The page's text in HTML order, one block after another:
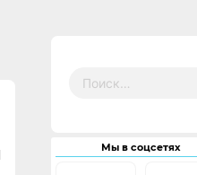
Мы в соцсетях